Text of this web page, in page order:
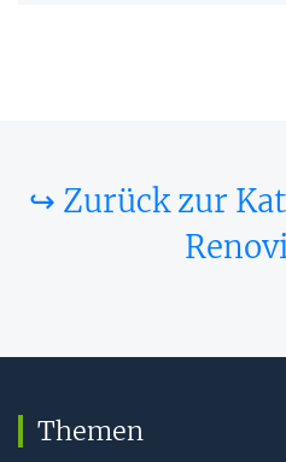
↪ Zurück zur
Themen